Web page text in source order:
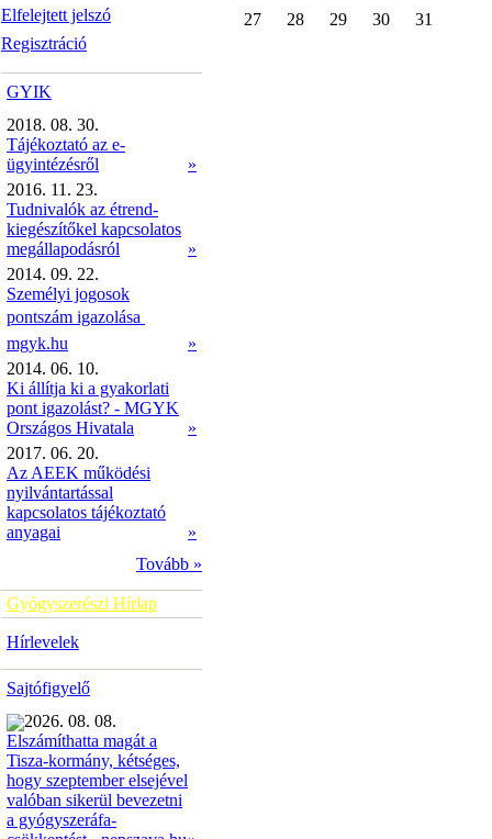
Elfelejtett jelszó
Regisztráció
GYIK
2018. 08. 30.
Tájékoztató az e-
ügyintézésről
»
2016. 11. 23.
Tudnivalók az étrend-
kiegészítőkel kapcsolatos
megállapodásról
»
2014. 09. 22.
Személyi jogosok
pontszám igazolása 
mgyk.hu
»
2014. 06. 10.
Ki állítja ki a gyakorlati
pont igazolást? - MGYK
Országos Hivatala
»
2017. 06. 20.
Az AEEK működési
nyilvántartással
kapcsolatos tájékoztató
anyagai
»
Tovább »
Gyógyszerészi Hírlap
Hírlevelek
Sajtófigyelő
2026. 08. 08.
Elszámíthatta magát a
Tisza-kormány, kétséges,
hogy szeptember elsejével
valóban sikerül bevezetni
a gyógyszeráfa-
27
28 29 30 31